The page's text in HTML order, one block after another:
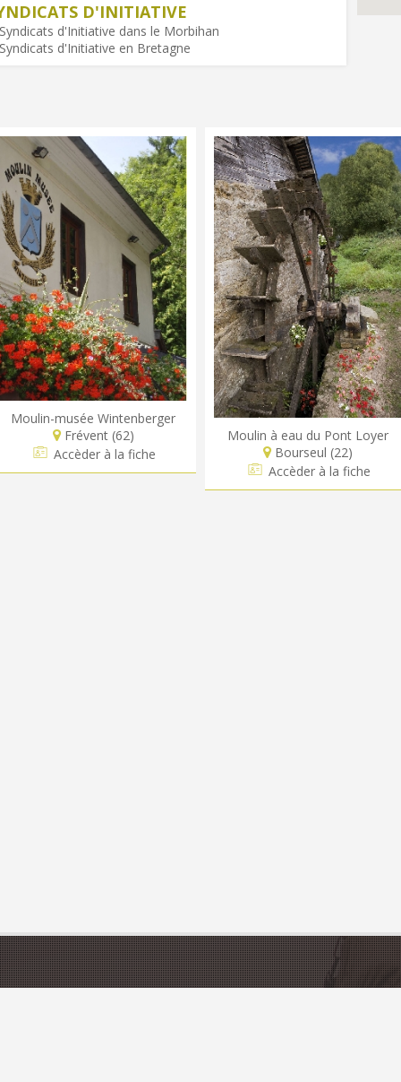
D'INITIATIVE
d'Initiative dans le Morbihan
d'Initiative en Bretagne
Moulin-musée Wintenberger
Frévent (62)
Accèder à la fiche
Moulin à eau du Pont Loyer
Bourseul (22)
Accèder à la fiche